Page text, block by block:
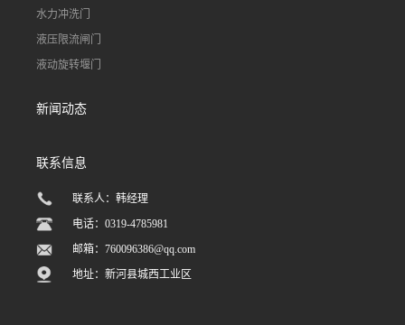
水力冲洗门
液压限流闸门
液动旋转堰门
新闻动态
联系信息
联系人：韩经理
电话：0319-4785981
邮箱：760096386@qq.com
地址：新河县城西工业区